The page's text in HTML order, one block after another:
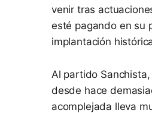
venir tras
esté pagando en su
implantación
Al partido
desde hace
acomplejada lleva